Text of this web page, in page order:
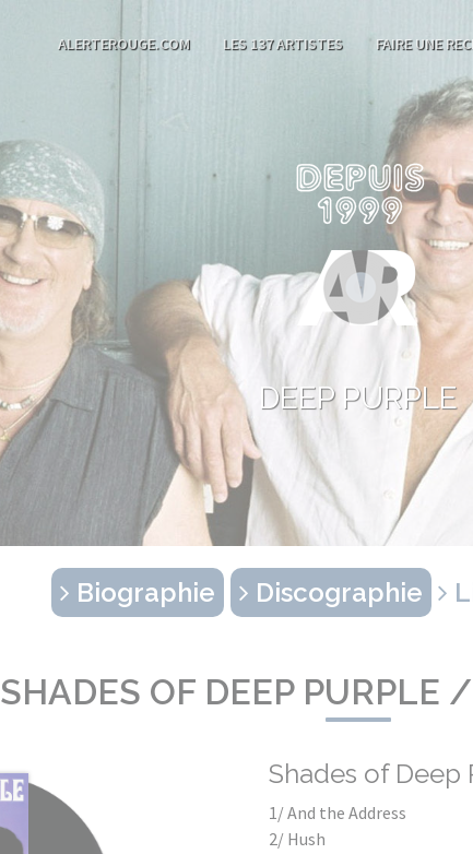
ALERTEROUGE.COM LES 137 ARTISTES FAIRE UNE
DEEP PURPLE
Biographie Discographie
SHADES OF DEEP PURPLE
Shades of Deep
1/ And the Address
2/ Hush